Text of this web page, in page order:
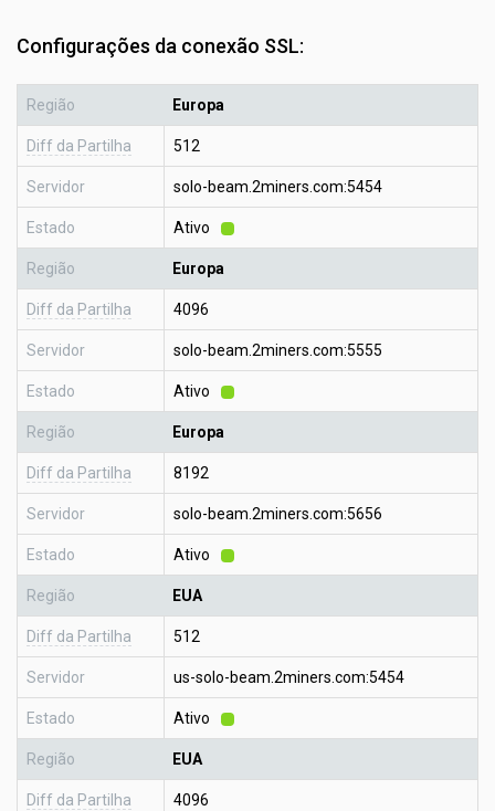
Configurações da conexão SSL:
Região Europa
Diff da Partilha 512
Servidor solo-beam.2miners.com:5454
Estado Ativo
Região Europa
Diff da Partilha 4096
Servidor solo-beam.2miners.com:5555
Estado Ativo
Região Europa
Diff da Partilha 8192
Servidor solo-beam.2miners.com:5656
Estado Ativo
Região EUA
Diff da Partilha 512
Servidor us-solo-beam.2miners.com:5454
Estado Ativo
Região EUA
Diff da Partilha 4096